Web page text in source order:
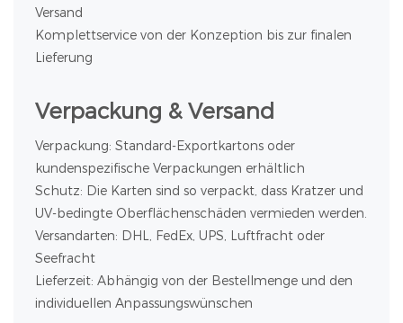
Versand
Komplettservice von der Konzeption bis zur finalen
Lieferung
Verpackung & Versand
Verpackung: Standard-Exportkartons oder
kundenspezifische Verpackungen erhältlich
Schutz: Die Karten sind so verpackt, dass Kratzer und
UV-bedingte Oberflächenschäden vermieden werden.
Versandarten: DHL, FedEx, UPS, Luftfracht oder
Seefracht
Lieferzeit: Abhängig von der Bestellmenge und den
individuellen Anpassungswünschen